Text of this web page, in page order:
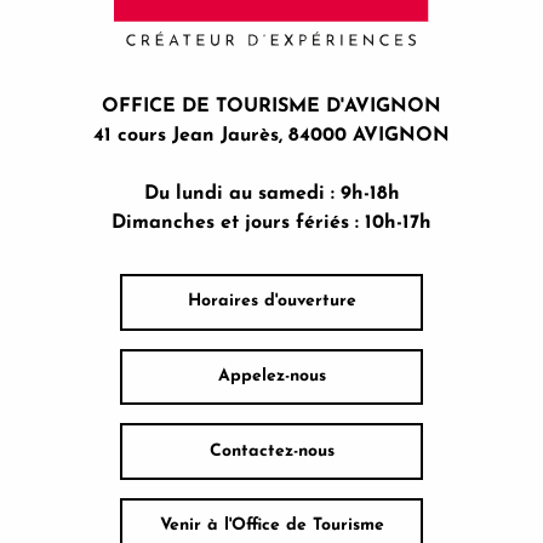
OFFICE DE TOURISME D'AVIGNON
41 cours Jean Jaurès, 84000 AVIGNON
Du lundi au samedi : 9h-18h
Dimanches et jours fériés : 10h-17h
Horaires d'ouverture
Appelez-nous
Contactez-nous
Venir à l'Office de Tourisme